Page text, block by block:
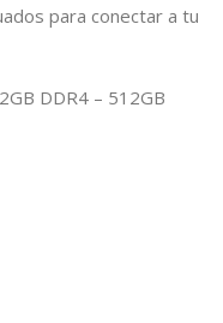
para conectar a tu
DDR4 – 512GB